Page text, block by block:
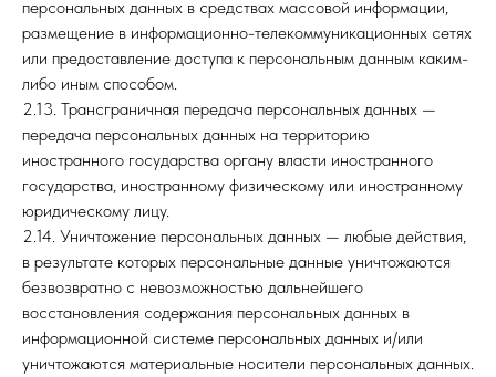
персональных данных в средствах массовой информации,
размещение в информационно-телекоммуникационных сетях
или предоставление доступа к персональным данным каким-
либо иным способом.
2.13. Трансграничная передача персональных данных —
передача персональных данных на территорию
иностранного государства органу власти иностранного
государства, иностранному физическому или иностранному
юридическому лицу.
2.14. Уничтожение персональных данных — любые действия,
в результате которых персональные данные уничтожаются
безвозвратно с невозможностью дальнейшего
восстановления содержания персональных данных в
информационной системе персональных данных и/или
уничтожаются материальные носители персональных данных.